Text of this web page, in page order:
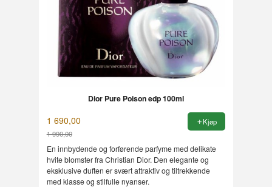
Dior Pure Poison edp 100ml
1 690,00
1 990,00
Rabatt
Kjøp
En innbydende og forførende parfyme med delikate
hvite blomster fra Christian Dior. Den elegante og
eksklusive duften er svært attraktiv og tiltrekkende
med klasse og stilfulle nyanser.